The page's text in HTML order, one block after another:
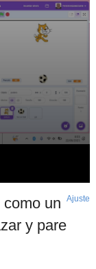
un
y pare
Ajuste